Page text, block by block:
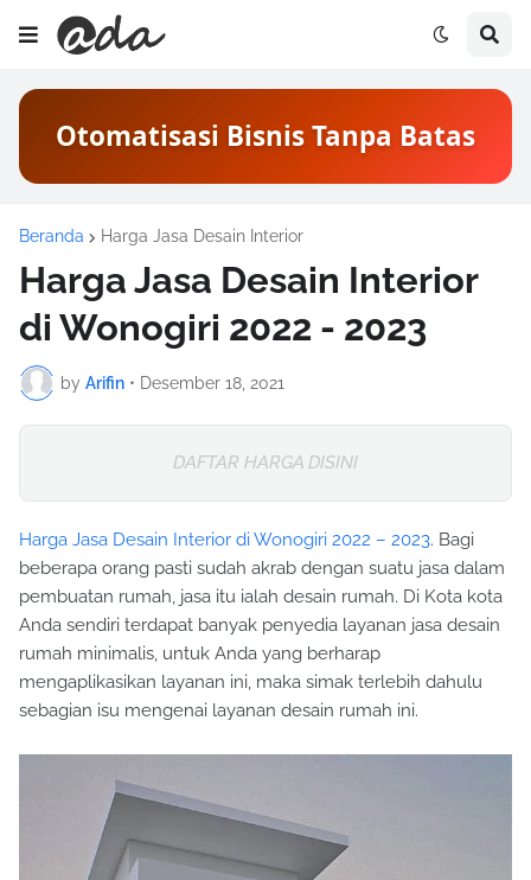
Otomatisasi Bisnis Tanpa Batas
Beranda Harga Jasa Desain Interior
Harga Jasa Desain Interior
di Wonogiri 2022 - 2023
by Arifin • Desember 18, 2021
DAFTAR HARGA DISINI
Harga Jasa Desain Interior di Wonogiri 2022 – 2023. Bagi
beberapa orang pasti sudah akrab dengan suatu jasa dalam
pembuatan rumah, jasa itu ialah desain rumah. Di Kota kota
Anda sendiri terdapat banyak penyedia layanan jasa desain
rumah minimalis, untuk Anda yang berharap
mengaplikasikan layanan ini, maka simak terlebih dahulu
sebagian isu mengenai layanan desain rumah ini.